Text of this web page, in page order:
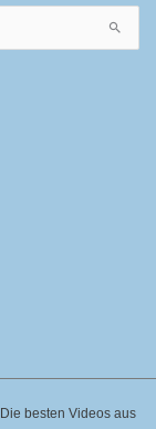
besten Videos aus